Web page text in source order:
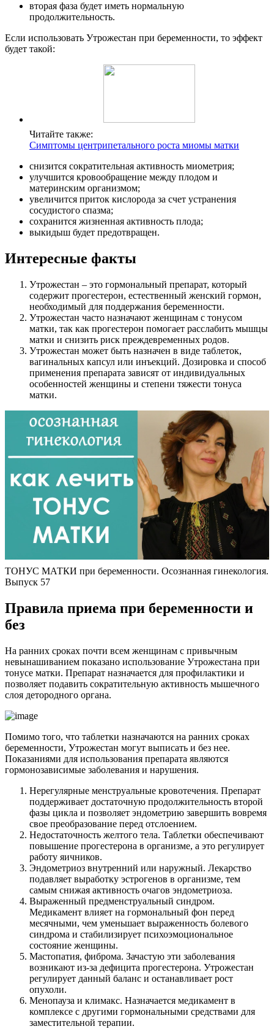
вторая фаза будет иметь нормальную
продолжительность.
Если использовать Утрожестан при беременности, то эффект
будет такой:
Читайте также:
Симптомы центрипетального роста миомы матки
снизится сократительная активность миометрия;
улучшится кровообращение между плодом и
материнским организмом;
увеличится приток кислорода за счет устранения
сосудистого спазма;
сохранится жизненная активность плода;
выкидыш будет предотвращен.
Интересные факты
Утрожестан – это гормональный препарат, который
содержит прогестерон, естественный женский гормон,
необходимый для поддержания беременности.
Утрожестан часто назначают женщинам с тонусом
матки, так как прогестерон помогает расслабить мышцы
матки и снизить риск преждевременных родов.
Утрожестан может быть назначен в виде таблеток,
вагинальных капсул или инъекций. Дозировка и способ
применения препарата зависят от индивидуальных
особенностей женщины и степени тяжести тонуса
матки.
ТОНУС МАТКИ при беременности. Осознанная гинекология.
Выпуск 57
Правила приема при беременности и
без
На ранних сроках почти всем женщинам с привычным
невынашиванием показано использование Утрожестана при
тонусе матки. Препарат назначается для профилактики и
позволяет подавить сократительную активность мышечного
слоя детородного органа.
Помимо того, что таблетки назначаются на ранних сроках
беременности, Утрожестан могут выписать и без нее.
Показаниями для использования препарата являются
гормонозависимые заболевания и нарушения.
Нерегулярные менструальные кровотечения. Препарат
поддерживает достаточную продолжительность второй
фазы цикла и позволяет эндометрию завершить вовремя
свое преобразование перед отслоением.
Недостаточность желтого тела. Таблетки обеспечивают
повышение прогестерона в организме, а это регулирует
работу яичников.
Эндометриоз внутренний или наружный. Лекарство
подавляет выработку эстрогенов в организме, тем
самым снижая активность очагов эндометриоза.
Выраженный предменструальный синдром.
Медикамент влияет на гормональный фон перед
месячными, чем уменьшает выраженность болевого
синдрома и стабилизирует психоэмоциональное
состояние женщины.
Мастопатия, фиброма. Зачастую эти заболевания
возникают из-за дефицита прогестерона. Утрожестан
регулирует данный баланс и останавливает рост
опухоли.
Менопауза и климакс. Назначается медикамент в
комплексе с другими гормональными средствами для
заместительной терапии.